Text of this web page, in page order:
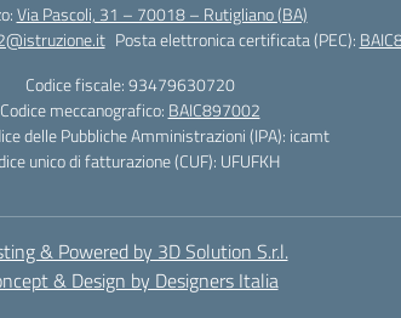
Via Pascoli, 31 – 70018 – Rutigliano (BA)
Posta elettronica certificata (PEC):
Codice fiscale: 93479630720
Codice meccanografico: BAIC897002
delle Pubbliche Amministrazioni (IPA): icamt
unico di fatturazione (CUF): UFUFKH
& Powered by 3D Solution S.r.l.
& Design by Designers Italia